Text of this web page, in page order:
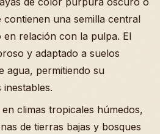
una semilla central
en relación con la pulpa. El
y adaptado a suelos
agua, permitiendo su
climas tropicales húmedos,
de tierras bajas y bosques